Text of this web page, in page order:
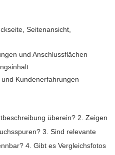
Seitenansicht,
und Anschlussflächen
Kundenerfahrungen
überein? 2. Zeigen
3. Sind relevante
4. Gibt es Vergleichsfotos